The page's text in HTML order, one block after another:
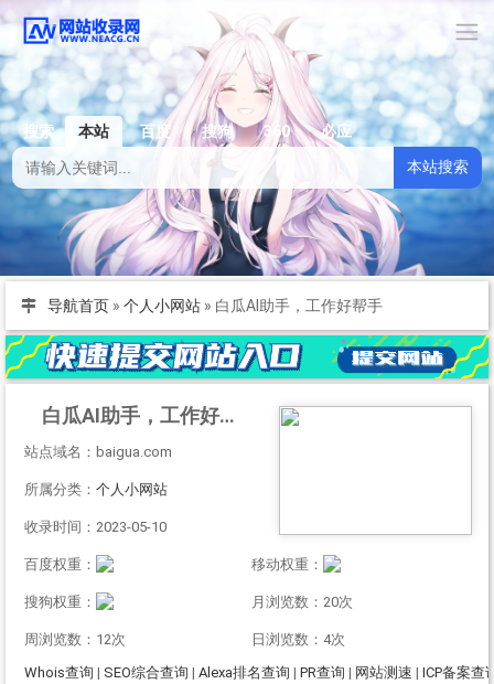
搜索 本站 百度 搜狗 360
必应
本站搜索
导航首页 » 个人小网站 » 白瓜AI助手，工作好帮手
白瓜AI助手，工作好帮手
站点域名：baigua.com
所属分类： 个人小网站
收录时间：2023-05-10
百度权重： 移动权重：
搜狗权重： 月浏览数：20次
周浏览数：12次
日浏览数：4次
Whois查询 | SEO综合查询 | Alexa排名查询 | PR查询 | 网站测速 | ICP备案查